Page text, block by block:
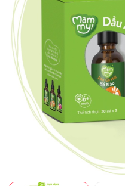
Mã